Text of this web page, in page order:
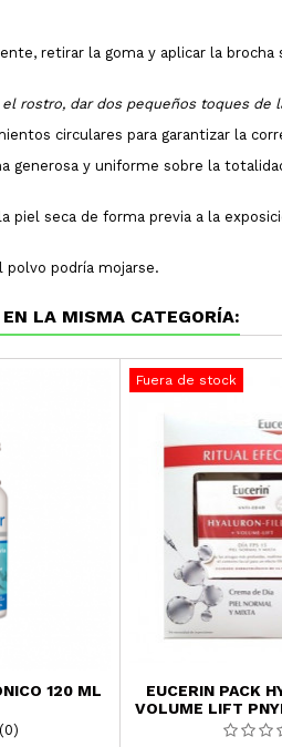
retirar la goma y aplicar la
rostro, dar dos pequeños toques
circulares para garantizar la
generosa y uniforme sobre la
piel seca de forma previa a la
polvo podría mojarse.
LA MISMA CATEGORÍA:
120 ML
(0)
Fuera de stock
EUCERIN PACK
VOLUME LIFT